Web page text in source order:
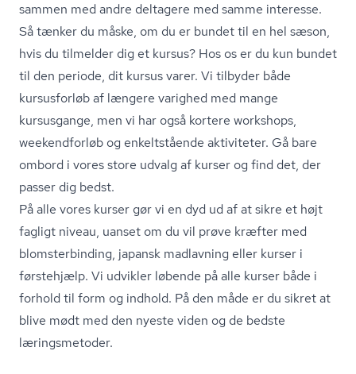
sammen med andre deltagere med samme interesse.
Så tænker du måske, om du er bundet til en hel sæson,
hvis du tilmelder dig et kursus? Hos os er du kun bundet
til den periode, dit kursus varer. Vi tilbyder både
kursusforløb af længere varighed med mange
kursusgange, men vi har også kortere workshops,
weekendforløb og enkeltstående aktiviteter. Gå bare
ombord i vores store udvalg af kurser og find det, der
passer dig bedst.
På alle vores kurser gør vi en dyd ud af at sikre et højt
fagligt niveau, uanset om du vil prøve kræfter med
blom­ster­bin­ding, japansk madlavning eller kurser i
førstehjælp. Vi udvikler løbende på alle kurser både i
forhold til form og indhold. På den måde er du sikret at
blive mødt med den nyeste viden og de bedste
læringsmetoder.